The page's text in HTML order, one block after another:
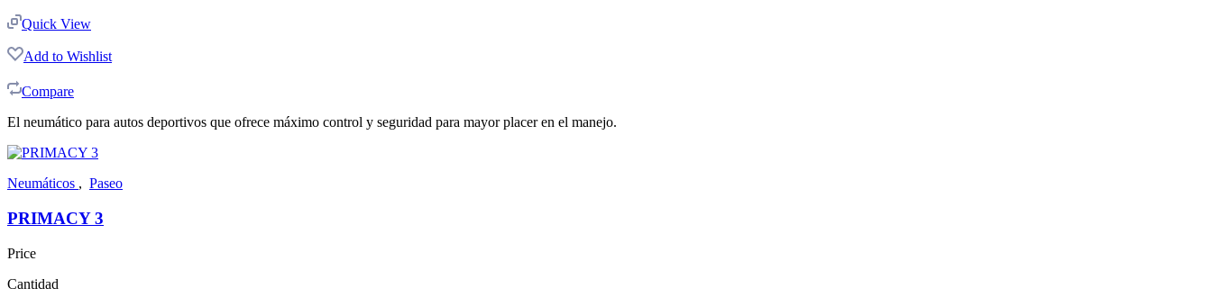
Quick View
Add to Wishlist
Compare
El neumático para autos deportivos que ofrece máximo control y seguridad para mayor placer en el manejo.
Neumáticos , Paseo
PRIMACY 3
Price
Cantidad